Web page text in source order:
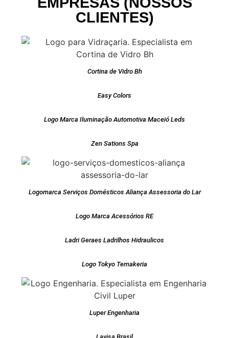
CLIENTES)
Cortina de Vidro Bh
Easy Colors
Logo Marca Iluminação Automotiva Maceió Leds
Zen Sations Spa
Logomarca Serviços Domésticos Aliança Assessoria do Lar
Logo Marca Acessórios RE
Ladri Geraes Ladrilhos Hidraulicos
Logo Tokyo Temakeria
Luper Engenharia